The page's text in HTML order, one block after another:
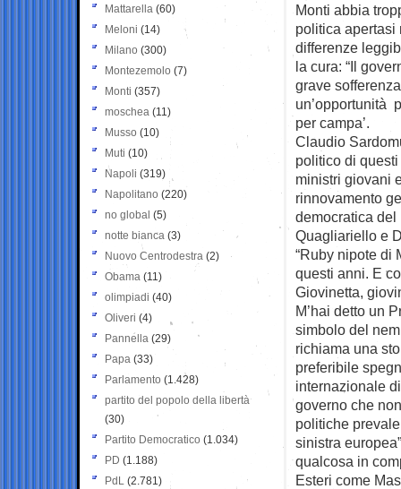
Monti abbia
politica
differenze
la cura: “Il
grave
un’opportunità
per campa’.
Claudio
politico di
ministri giovani
rinnovamento
democratica del
Quagliariello e
“Ruby nipote di
questi anni. E
Giovinetta,
M’hai detto un
simbolo del
richiama una
preferibile
internazionale
governo che
politiche
sinistra
qualcosa in
Esteri come
Mattarella (60)
Meloni (14)
Milano (300)
Montezemolo (7)
Monti (357)
moschea (11)
Musso (10)
Muti (10)
Napoli (319)
Napolitano (220)
no global (5)
notte bianca (3)
Nuovo Centrodestra (2)
Obama (11)
olimpiadi (40)
Oliveri (4)
Pannella (29)
Papa (33)
Parlamento (1.428)
partito del popolo della libertà
(30)
Partito Democratico (1.034)
PD (1.188)
PdL (2.781)